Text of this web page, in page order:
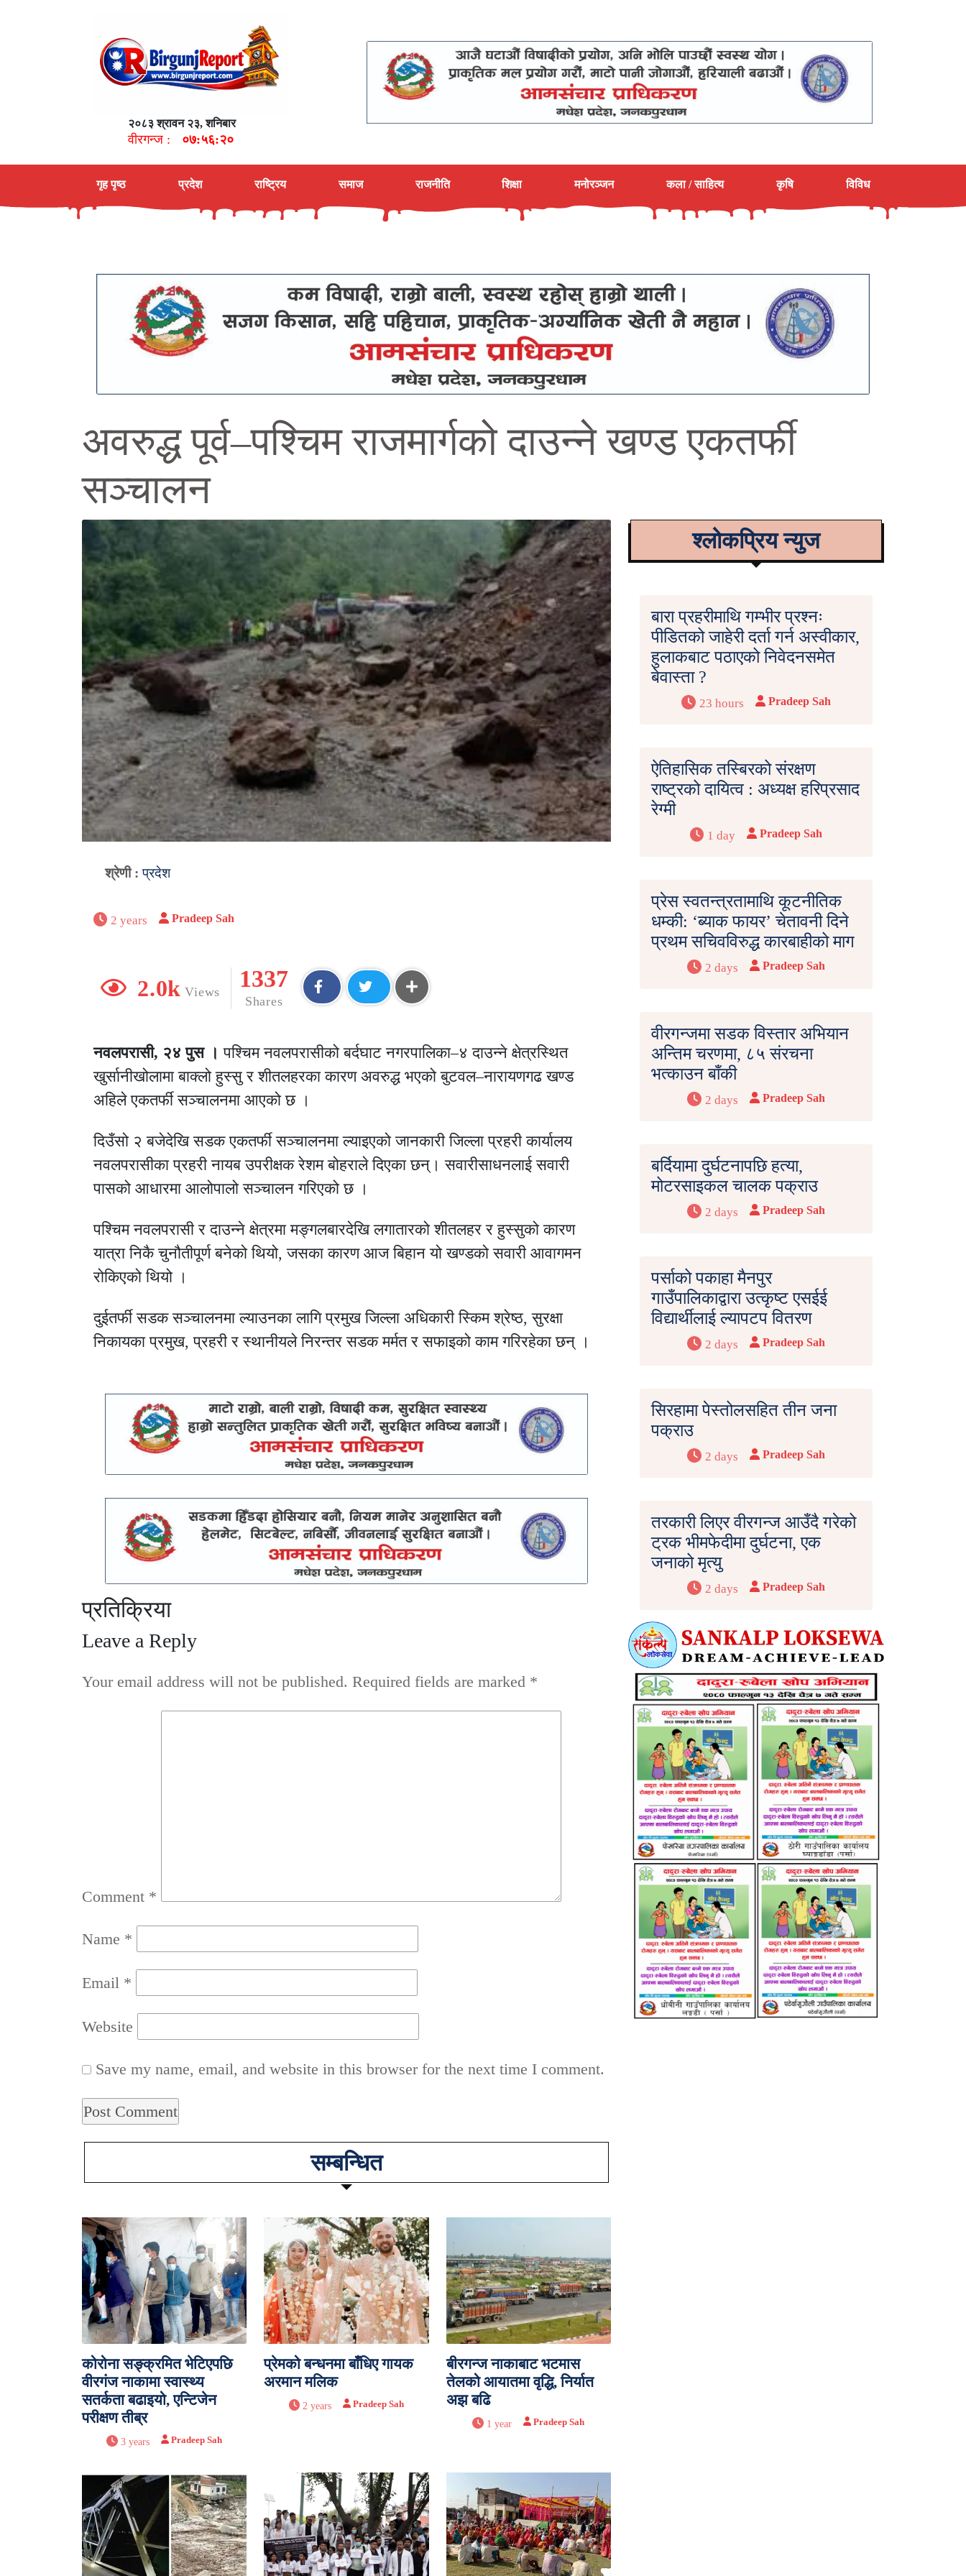
२०८३ श्रावन २३, शनिबार
वीरगन्ज : ०७:५६:२१
गृह पृष्ठ प्रदेश राष्ट्रिय समाज राजनीति शिक्षा मनोरञ्जन कला / साहित्य कृषि विविध
अवरुद्ध पूर्व–पश्चिम राजमार्गको दाउन्ने खण्ड एकतर्फी
सञ्चालन
श्रेणी :प्रदेश
2 years Pradeep Sah
2.0k Views
1337
Shares
नवलपरासी, २४ पुस । पश्चिम नवलपरासीको बर्दघाट नगरपालिका–४ दाउन्ने क्षेत्रस्थित
खुर्सानीखोलामा बाक्लो हुस्सु र शीतलहरका कारण अवरुद्ध भएको बुटवल–नारायणगढ खण्ड
अहिले एकतर्फी सञ्चालनमा आएको छ ।
दिउँसो २ बजेदेखि सडक एकतर्फी सञ्चालनमा ल्याइएको जानकारी जिल्ला प्रहरी कार्यालय
नवलपरासीका प्रहरी नायब उपरीक्षक रेशम बोहराले दिएका छन्। सवारीसाधनलाई सवारी
पासको आधारमा आलोपालो सञ्चालन गरिएको छ ।
पश्चिम नवलपरासी र दाउन्ने क्षेत्रमा मङ्गलबारदेखि लगातारको शीतलहर र हुस्सुको कारण
यात्रा निकै चुनौतीपूर्ण बनेको थियो, जसका कारण आज बिहान यो खण्डको सवारी आवागमन
रोकिएको थियो ।
दुईतर्फी सडक सञ्चालनमा ल्याउनका लागि प्रमुख जिल्ला अधिकारी स्किम श्रेष्ठ, सुरक्षा
निकायका प्रमुख, प्रहरी र स्थानीयले निरन्तर सडक मर्मत र सफाइको काम गरिरहेका छन् ।
प्रतिक्रिया
Leave a Reply
Your email address will not be published. Required fields are marked *
Comment *
Name *
Email *
Website
Save my name, email, and website in this browser for the next time I comment.
सम्बन्धित
कोरोना सङ्क्रमित भेटिएपछि
वीरगंज नाकामा स्वास्थ्य
सतर्कता बढाइयो, एन्टिजेन
परीक्षण तीब्र
3 years Pradeep Sah
प्रेमको बन्धनमा बाँधिए गायक
अरमान मलिक
2 years Pradeep Sah
बीरगन्ज नाकाबाट भटमास
तेलको आयातमा वृद्धि, निर्यात
अझ बढि
1 year Pradeep Sah
श्लोकप्रिय न्युज
बारा प्रहरीमाथि गम्भीर प्रश्नः
पीडितको जाहेरी दर्ता गर्न अस्वीकार,
हुलाकबाट पठाएको निवेदनसमेत
बेवास्ता ?
23 hours Pradeep Sah
ऐतिहासिक तस्बिरको संरक्षण
राष्ट्रको दायित्व : अध्यक्ष हरिप्रसाद
रेग्मी
1 day Pradeep Sah
प्रेस स्वतन्त्रतामाथि कूटनीतिक
धम्की: ‘ब्याक फायर’ चेतावनी दिने
प्रथम सचिवविरुद्ध कारबाहीको माग
2 days Pradeep Sah
वीरगन्जमा सडक विस्तार अभियान
अन्तिम चरणमा, ८५ संरचना
भत्काउन बाँकी
2 days Pradeep Sah
बर्दियामा दुर्घटनापछि हत्या,
मोटरसाइकल चालक पक्राउ
2 days Pradeep Sah
पर्साको पकाहा मैनपुर
गाउँपालिकाद्वारा उत्कृष्ट एसईई
विद्यार्थीलाई ल्यापटप वितरण
2 days Pradeep Sah
सिरहामा पेस्तोलसहित तीन जना
पक्राउ
2 days Pradeep Sah
तरकारी लिएर वीरगन्ज आउँदै गरेको
ट्रक भीमफेदीमा दुर्घटना, एक
जनाको मृत्यु
2 days Pradeep Sah